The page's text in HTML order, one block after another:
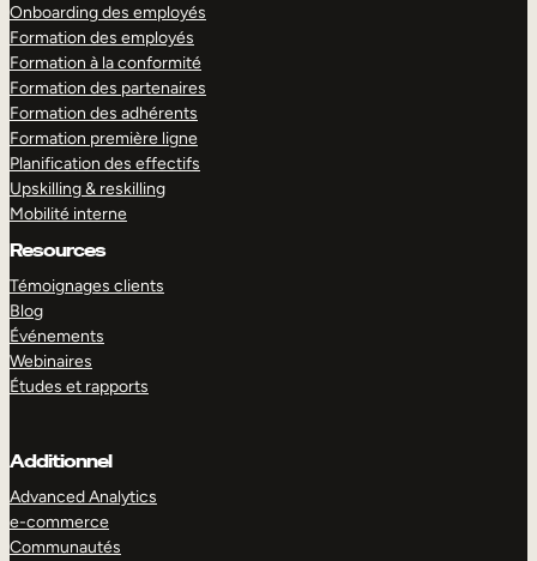
Onboarding des employés
Formation des employés
Formation à la conformité
Formation des partenaires
Formation des adhérents
Formation première ligne
Planification des effectifs
Upskilling & reskilling
Mobilité interne
Resources
Témoignages clients
Blog
Événements
Webinaires
Études et rapports
Additionnel
Advanced Analytics
e-commerce
Communautés